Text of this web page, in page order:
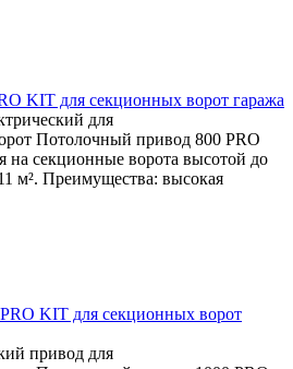
KIT для секционных ворот гаража
для
Потолочный привод 800 PRO
на секционные ворота высотой до
м². Преимущества: высокая
KIT для секционных ворот
привод для